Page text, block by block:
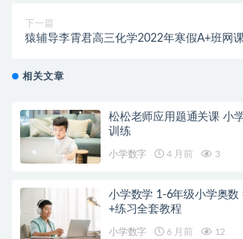
下一篇
猿辅导李霄君高三化学2022年寒假A+班网
相关文章
松松老师应用题通关课 小
训练
小学数字 4 月前 3
小学数学 1-6年级小学奥数
+练习全套教程
小学数字 6 月前 12